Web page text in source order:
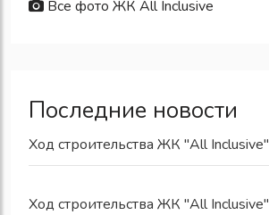
Все фото ЖК All Inclusive
Последние новости
Ход строительства ЖК "All Inclusive"
Ход строительства ЖК "All Inclusive"